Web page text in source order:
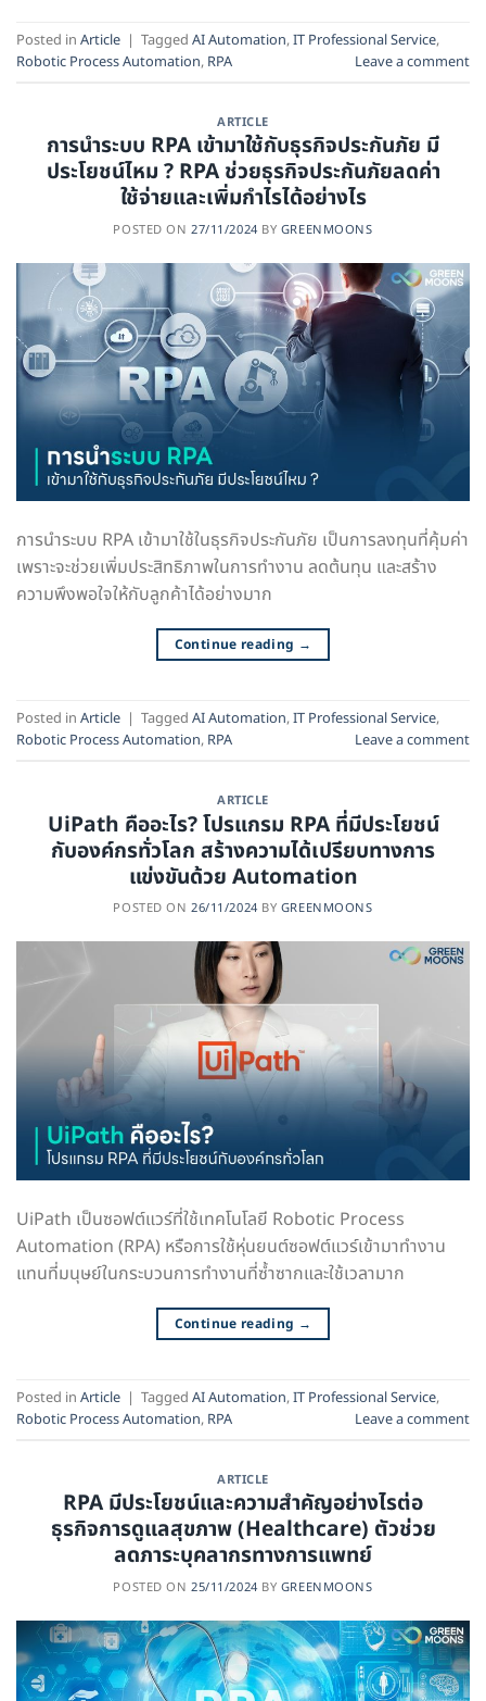
Posted in Article | Tagged AI Automation,IT Professional Service,
Robotic Process Automation, RPA Leave a comment
ARTICLE
การนำระบบ RPA เข้ามาใช้กับธุรกิจประกันภัย มี
ประโยชน์ไหม ? RPA ช่วยธุรกิจประกันภัยลดค่า
ใช้จ่ายและเพิ่มกำไรได้อย่างไร
POSTED ON27/11/2024 BY GREENMOONS
การนำระบบ RPA เข้ามาใช้ในธุรกิจประกันภัย เป็นการลงทุนที่คุ้มค่า
เพราะจะช่วยเพิ่มประสิทธิภาพในการทำงาน ลดต้นทุน และสร้าง
ความพึงพอใจให้กับลูกค้าได้อย่างมาก
Continue reading →
Posted in Article | Tagged AI Automation,IT Professional Service,
Robotic Process Automation, RPA Leave a comment
ARTICLE
UiPath คืออะไร? โปรแกรม RPA ที่มีประโยชน์
กับองค์กรทั่วโลก สร้างความได้เปรียบทางการ
แข่งขันด้วย Automation
POSTED ON26/11/2024 BY GREENMOONS
UiPath เป็นซอฟต์แวร์ที่ใช้เทคโนโลยี Robotic Process
Automation (RPA) หรือการใช้หุ่นยนต์ซอฟต์แวร์เข้ามาทำงาน
แทนที่มนุษย์ในกระบวนการทำงานที่ซ้ำซากและใช้เวลามาก
Continue reading →
Posted in Article | Tagged AI Automation,IT Professional Service,
Robotic Process Automation, RPA Leave a comment
ARTICLE
RPA มีประโยชน์และความสำคัญอย่างไรต่อ
ธุรกิจการดูแลสุขภาพ (Healthcare) ตัวช่วย
ลดภาระบุคลากรทางการแพทย์
POSTED ON25/11/2024 BY GREENMOONS